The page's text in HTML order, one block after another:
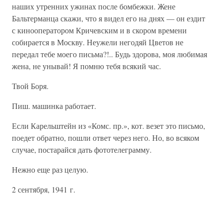
наших утренних ужинах после бомбежки. Жене
Бальтерманца скажи, что я видел его на днях — он ездит
с кинооператором Кричевским и в скором времени
собирается в Москву. Неужели негодяй Цветов не
передал тебе моего письма?!.. Будь здорова, моя любимая
жена, не унывай! Я помню тебя всякий час.
Твой Боря.
Пиш. машинка работает.
Если Карельштейн из «Комс. пр.», кот. везет это письмо,
поедет обратно, пошли ответ через него. Но, во всяком
случае, постарайся дать фототелеграмму.
Нежно еще раз целую.
2 сентября, 1941 г.